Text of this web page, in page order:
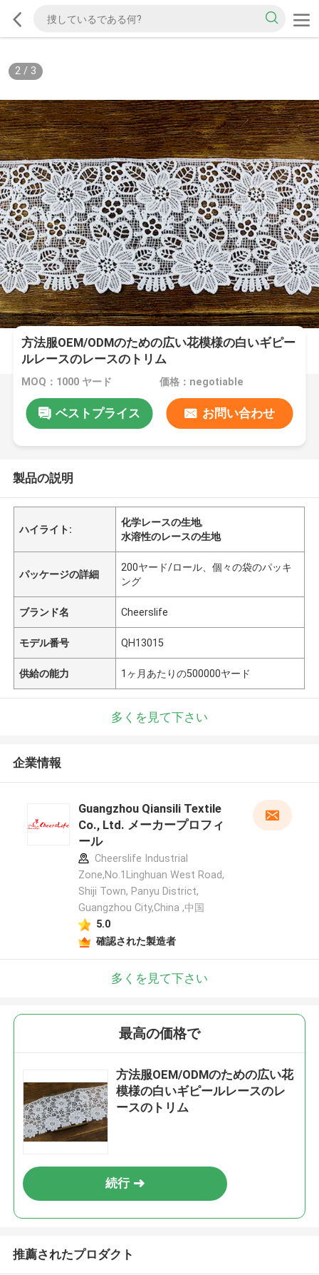
2/ 3
方法服OEM/ODMのための広い花模様の白いギピー
ルレースのレースのトリム
MOQ：1000 ヤード 価格：negotiable
ベストプライス お問い合わせ
製品の説明
ハイライト:
化学レースの生地,
水溶性のレースの生地
パッケージの詳細
200ヤード/ロール、個々の袋のパッキ
ング
ブランド名 Cheerslife
モデル番号 QH13015
供給の能力 1ヶ月あたりの500000ヤード
多くを見て下さい
企業情報
Guangzhou Qiansili Textile
Co., Ltd. メーカープロフィ
ール
Cheerslife Industrial
Zone,No.1Linghuan West Road,
Shiji Town, Panyu District,
Guangzhou City,China ,中国
5.0
確認された製造者
多くを見て下さい
最高の価格で
方法服OEM/ODMのための広い花
模様の白いギピールレースのレ
ースのトリム
続行
推薦されたプロダクト